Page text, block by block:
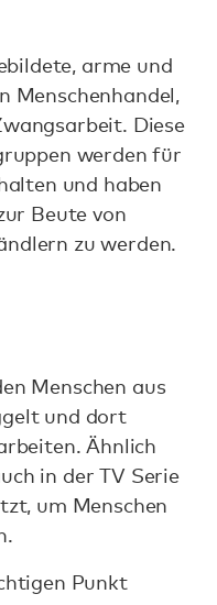
arme und
Menschenhandel,
Diese
werden für
und haben
Beute von
zu werden.
Menschen aus
und dort
Ähnlich
in der TV Serie
um Menschen
Punkt